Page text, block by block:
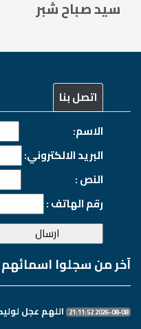
سيد صباح شبر
اتصل بنا
الاسم:
البريد الالكتروني:
النص :
رقم الهاتف :
آخر من سجلوا اسمائهم
2026-08-08 21:11:52 اللهم عجل